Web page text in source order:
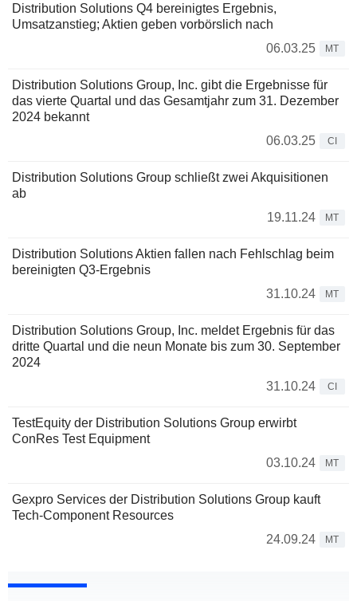
Distribution Solutions Q4 bereinigtes Ergebnis,
Umsatzanstieg; Aktien geben vorbörslich nach
06.03.25
MT
Distribution Solutions Group, Inc. gibt die Ergebnisse für
das vierte Quartal und das Gesamtjahr zum 31. Dezember
2024 bekannt
06.03.25
CI
Distribution Solutions Group schließt zwei Akquisitionen
ab
19.11.24
MT
Distribution Solutions Aktien fallen nach Fehlschlag beim
bereinigten Q3-Ergebnis
31.10.24
MT
Distribution Solutions Group, Inc. meldet Ergebnis für das
dritte Quartal und die neun Monate bis zum 30. September
2024
31.10.24
CI
TestEquity der Distribution Solutions Group erwirbt
ConRes Test Equipment
03.10.24
MT
Gexpro Services der Distribution Solutions Group kauft
Tech-Component Resources
24.09.24
MT